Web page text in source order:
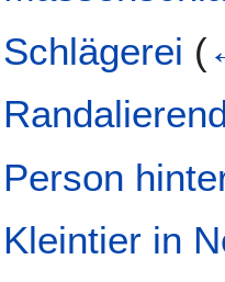
Schlägerei (
Person
Kleintier in